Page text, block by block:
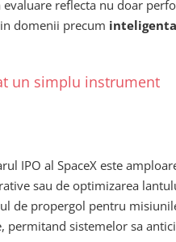
evaluare reflecta nu doar
domenii precum
un simplu instrument
IPO al SpaceX este
sau de optimizarea
de propergol pentru
sistemelor sa